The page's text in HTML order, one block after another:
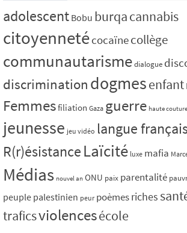
adolescent Bobu burqacannabis
citoyennetécocaïnecollège
communautarismedialogue
discrimination dogmesenfant
Femmesfiliation Gaza guerre haute couture
jeunesse jeu vidéo langue
R(r)ésistanceLaïcité luxe mafia
Médias nouvel an ONU paix parentalité
peuple palestinien peur poèmesriches
traficsviolencesécole